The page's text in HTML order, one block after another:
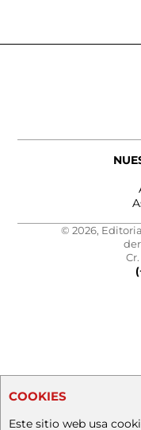
© 2026,
COOKIES
Este sitio web usa